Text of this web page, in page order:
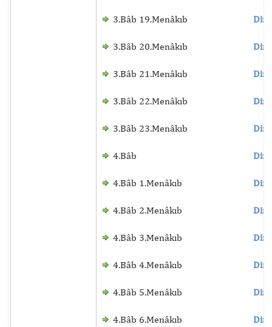
3.Bâb 19.Menâkıb
3.Bâb 20.Menâkıb
3.Bâb 21.Menâkıb
3.Bâb 22.Menâkıb
3.Bâb 23.Menâkıb
4.Bâb
4.Bâb 1.Menâkıb
4.Bâb 2.Menâkıb
4.Bâb 3.Menâkıb
4.Bâb 4.Menâkıb
4.Bâb 5.Menâkıb
4.Bâb 6.Menâkıb